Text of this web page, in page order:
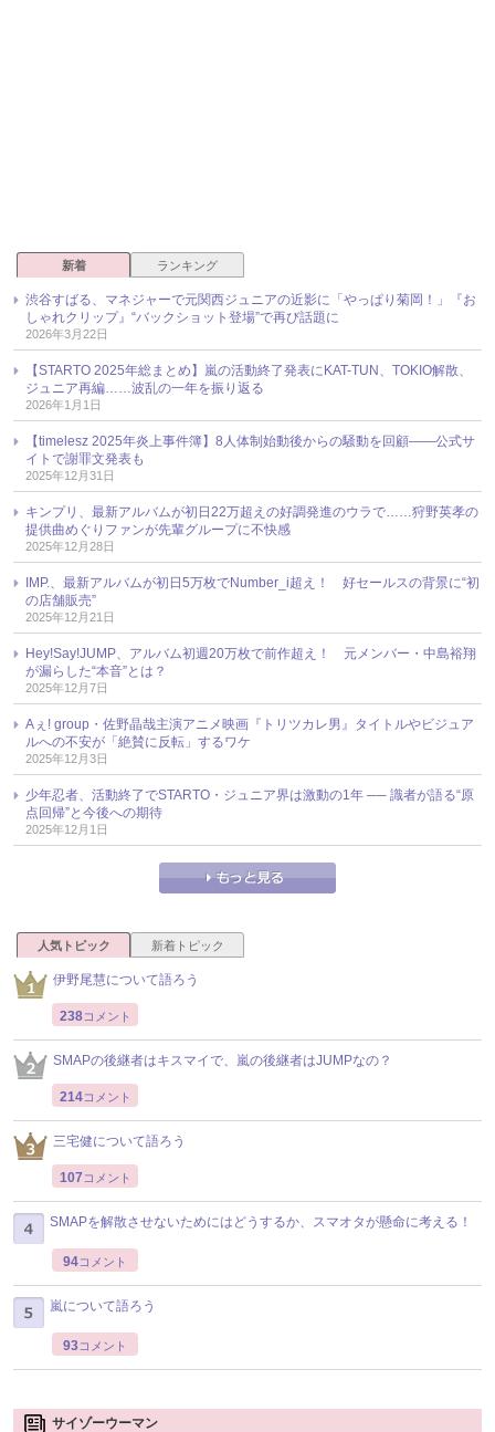
新着 ランキング
渋谷すばる、マネジャーで元関西ジュニアの近影に「やっぱり菊岡！」『お
しゃれクリップ』“バックショット登場”で再び話題に
2026年3月22日
【STARTO 2025年総まとめ】嵐の活動終了発表にKAT-TUN、TOKIO解散、
ジュニア再編……波乱の一年を振り返る
2026年1月1日
【timelesz 2025年炎上事件簿】8人体制始動後からの騒動を回顧――公式サ
イトで謝罪文発表も
2025年12月31日
キンプリ、最新アルバムが初日22万超えの好調発進のウラで……狩野英孝の
提供曲めぐりファンが先輩グループに不快感
2025年12月28日
IMP.、最新アルバムが初日5万枚でNumber_i超え！ 好セールスの背景に“初
の店舗販売”
2025年12月21日
Hey!Say!JUMP、アルバム初週20万枚で前作超え！ 元メンバー・中島裕翔
が漏らした“本音”とは？
2025年12月7日
Aぇ! group・佐野晶哉主演アニメ映画『トリツカレ男』タイトルやビジュア
ルへの不安が「絶賛に反転」するワケ
2025年12月3日
少年忍者、活動終了でSTARTO・ジュニア界は激動の1年 ── 識者が語る“原
点回帰”と今後への期待
2025年12月1日
人気トピック 新着トピック
伊野尾慧について語ろう
238コメント
SMAPの後継者はキスマイで、嵐の後継者はJUMPなの？
214コメント
三宅健について語ろう
107 コメント
SMAPを解散させないためにはどうするか、スマオタが懸命に考える！
94コメント
嵐について語ろう
93コメント
サイゾーウーマン